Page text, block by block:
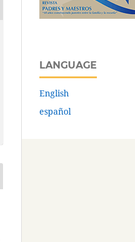
LANGUAGE
English
español